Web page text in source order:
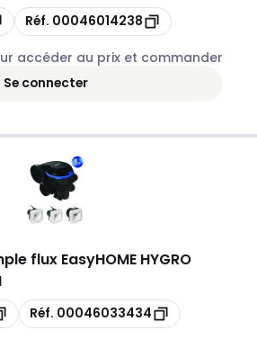
Copie
Réf. 00046014238
accéder au prix et commander
Se connecter
flux EasyHOME HYGRO
Copie
Réf. 00046033434